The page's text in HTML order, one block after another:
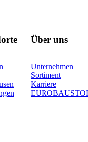
Über uns
Unternehmen
Sortiment
Karriere